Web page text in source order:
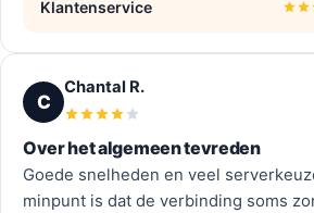
Klantenservice
C
Chantal R.
Over het algemeen tevreden
Goede snelheden en veel
minpunt is dat de verbinding soms